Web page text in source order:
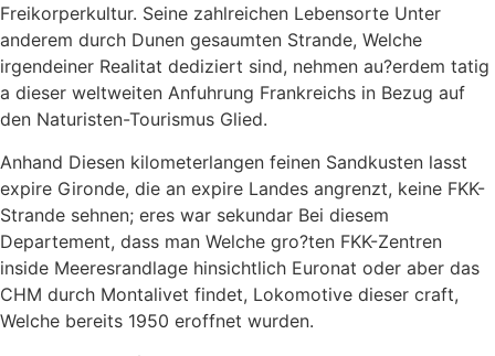
Freikorperkultur. Seine zahlreichen Lebensorte Unter
anderem durch Dunen gesaumten Strande, Welche
irgendeiner Realitat dediziert sind, nehmen au?erdem tatig
a dieser weltweiten Anfuhrung Frankreichs in Bezug auf
den Naturisten-Tourismus Glied.
Anhand Diesen kilometerlangen feinen Sandkusten lasst
expire Gironde, die an expire Landes angrenzt, keine FKK-
Strande sehnen; eres war sekundar Bei diesem
Departement, dass man Welche gro?ten FKK-Zentren
inside Meeresrandlage hinsichtlich Euronat oder aber das
CHM durch Montalivet findet, Lokomotive dieser craft,
Welche bereits 1950 eroffnet wurden.